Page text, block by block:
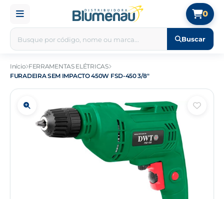
Buscar
0
Início FERRAMENTAS ELÉTRICAS
FURADEIRA SEM IMPACTO 450W FSD-450 3/8"